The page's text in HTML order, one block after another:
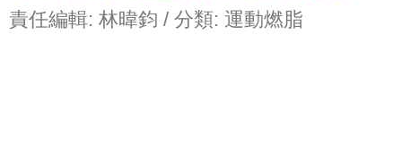
責任編輯: 林暐鈞 / 分類: 運動燃脂